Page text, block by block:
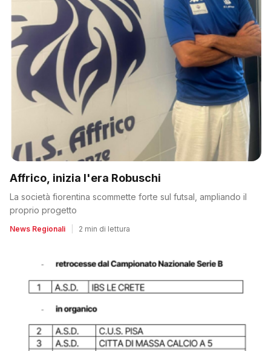
Affrico, inizia l'era Robuschi
La società fiorentina scommette forte sul futsal, ampliando il
proprio progetto
News Regionali 2 min di lettura